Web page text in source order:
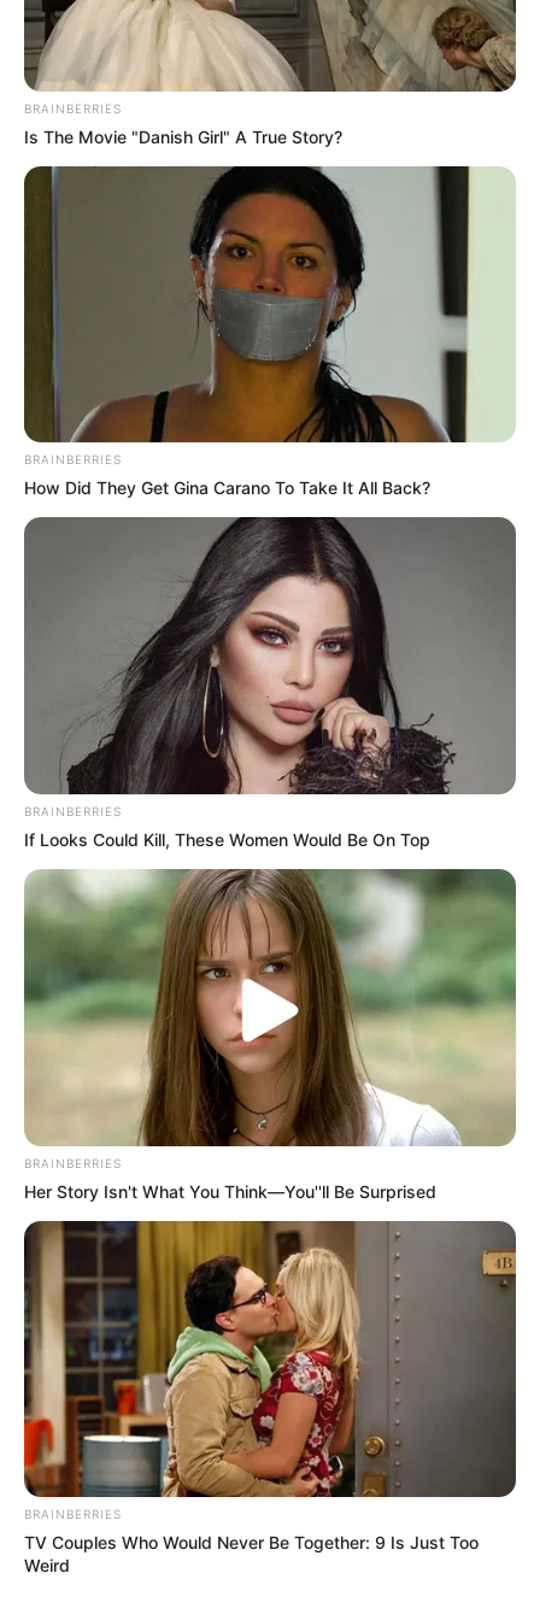
ΔΗΜΟΦΙΛΗ ΑΡΘΡΑ
BRICS: Η Ρωσία Και Η Ινδία Δεν
Χρειάζονται Πια Δολάριο ΗΠΑ
Παρασκευή, 2 Σεπτεμβρίου 2022, 19:13
BRICS: Η Ρωσία Και Η...
Το Judicial Watch
αποκαλύπτει το σχέδιο
προπαγάνδας της
κυβέρνησης Μπάιντεν για
ΚΑΝΕΝΑΣ ΑΠΟ ΑΥΤΟΥΣ ΠΟΥ
ΕΤΡΕΞΑΝ ΤΗΝ ΑΤΖΕΝΤΑ ΤΟΥ
ΚΟΡΟΝΑ ΔΕΝ ΜΠΟΡΕΙ ΝΑ...
ΥΒΡΙΣ ΑΤΙΣ ΝΕΜΕΣΙΣ ΤΙΣΙΣ. Η
Εφημερίδες και ΜΜΕ που
χρηματοδοτούνται από τον
George Soros
BRAINBERRIES
Is The Movie "Danish Girl" A True Story?
BRAINBERRIES
How Did They Get Gina Carano To Take It All Back?
BRAINBERRIES
If Looks Could Kill, These Women Would Be On Top
BRAINBERRIES
Her Story Isn't What You Think—You''ll Be Surprised
BRAINBERRIES
TV Couples Who Would Never Be Together: 9 Is Just Too
Weird